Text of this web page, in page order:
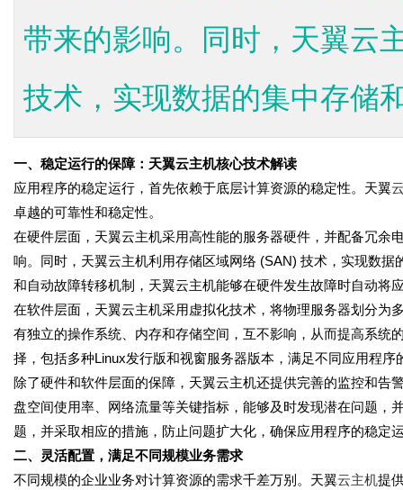
带来的影响。同时，天翼云
技术，实现数据的集中存储
一、稳定运行的保障：天翼云主机核心技术解读
应用程序的稳定运行，首先依赖于底层计算资源的稳定性。天翼
卓越的可靠性和稳定性。
在硬件层面，天翼云主机采用高性能的服务器硬件，并配备冗余
响。同时，天翼云主机利用存储区域网络 (SAN) 技术，实现数
和自动故障转移机制，天翼云主机能够在硬件发生故障时自动将
在软件层面，天翼云主机采用虚拟化技术，将物理服务器划分为
有独立的操作系统、内存和存储空间，互不影响，从而提高系统
择，包括多种Linux发行版和视窗服务器版本，满足不同应用程序
除了硬件和软件层面的保障，天翼云主机还提供完善的监控和
盘空间使用率、网络流量等关键指标，能够及时发现潜在问题，
题，并采取相应的措施，防止问题扩大化，确保应用程序的稳定
二、灵活配置，满足不同规模业务需求
不同规模的企业业务对计算资源的需求千差万别。天翼云主机提